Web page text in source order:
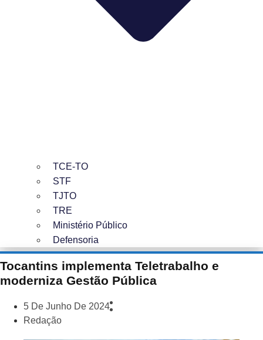
TCE-TO
STF
TJTO
TRE
Ministério Público
Defensoria
Tocantins implementa Teletrabalho e
moderniza Gestão Pública
5 De Junho De 2024
Redação